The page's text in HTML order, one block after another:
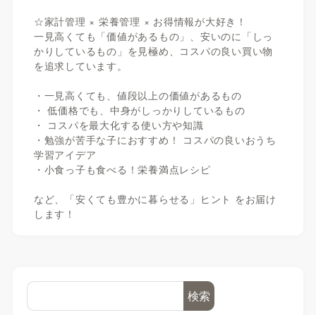
☆家計管理 × 栄養管理 × お得情報が大好き！
一見高くても「価値があるもの」、安いのに「しっ
かりしているもの」を見極め、コスパの良い買い物
を追求しています。
・一見高くても、値段以上の価値があるもの
・ 低価格でも、中身がしっかりしているもの
・ コスパを最大化する使い方や知識
・勉強が苦手な子におすすめ！ コスパの良いおうち
学習アイデア
・小食っ子も食べる！栄養満点レシピ
など、「安くても豊かに暮らせる」ヒント をお届け
します！
検索